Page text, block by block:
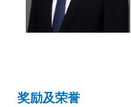
奖励及荣誉